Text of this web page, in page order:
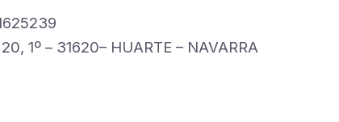
1º – 31620– HUARTE – NAVARRA